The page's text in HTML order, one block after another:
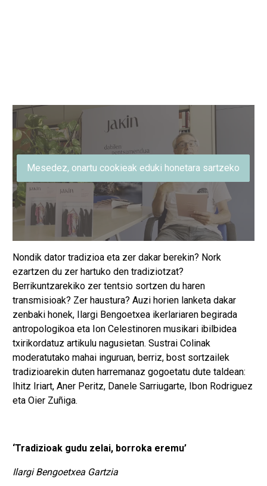
Mesedez, onartu cookieak eduki honetara sartzeko
Nondik dator tradizioa eta zer dakar berekin? Nork
ezartzen du zer hartuko den tradiziotzat?
Berrikuntzarekiko zer tentsio sortzen du haren
transmisioak? Zer haustura? Auzi horien lanketa dakar
zenbaki honek, Ilargi Bengoetxea ikerlariaren begirada
antropologikoa eta Ion Celestinoren musikari ibilbidea
txirikordatuz artikulu nagusietan. Sustrai Colinak
moderatutako mahai inguruan, berriz, bost sortzailek
tradizioarekin duten harremanaz gogoetatu dute taldean:
Ihitz Iriart, Aner Peritz, Danele Sarriugarte, Ibon Rodriguez
eta Oier Zuñiga.
‘Tradizioak gudu zelai, borroka eremu’
Ilargi Bengoetxea Gartzia